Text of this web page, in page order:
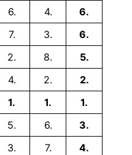
6. 4.
6.
7. 3.
6.
2. 8.
5.
4. 2.
2.
1. 1.
1.
5. 6.
3.
3. 7. 4.